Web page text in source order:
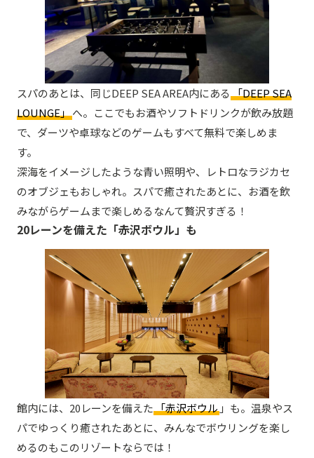
スパのあとは、同じDEEP SEA AREA内にある 「DEEP SEA
LOUNGE」へ。ここでもお酒やソフトドリンクが飲み放題
で、ダーツや卓球などのゲームもすべて無料で楽しめま
す。
深海をイメージしたような青い照明や、レトロなラジカセ
のオブジェもおしゃれ。スパで癒されたあとに、お酒を飲
みながらゲームまで楽しめるなんて贅沢すぎる！
20レーンを備えた「赤沢ボウル」も
館内には、20レーンを備えた「赤沢ボウル 」も。温泉やス
パでゆっくり癒されたあとに、みんなでボウリングを楽し
めるのもこのリゾートならでは！